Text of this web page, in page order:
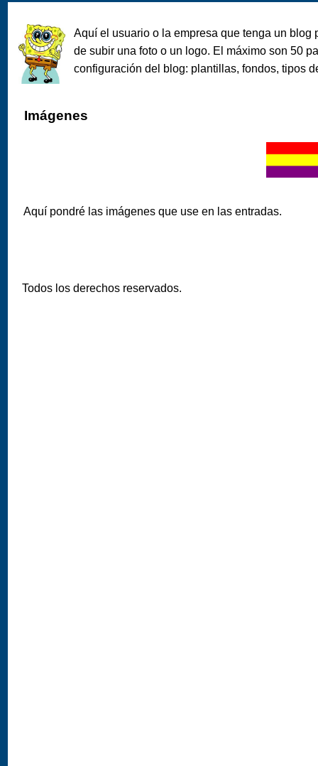
Aquí el usuario o la empresa que tenga un
de subir una foto o un logo. El máximo son 50
configuración del blog: plantillas, fondos, tipos
Imágenes
Aquí pondré las imágenes que use en las entradas.
Todos los derechos reservados.